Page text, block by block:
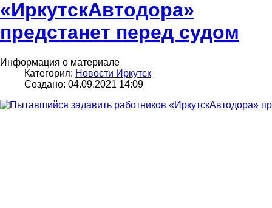
«ИркутскАвтодора»
предстанет перед судом
Информация о материале
Категория: Новости Иркутск
Создано: 04.09.2021 14:09